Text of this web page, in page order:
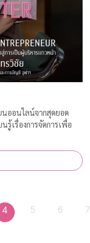
4 5 6 7